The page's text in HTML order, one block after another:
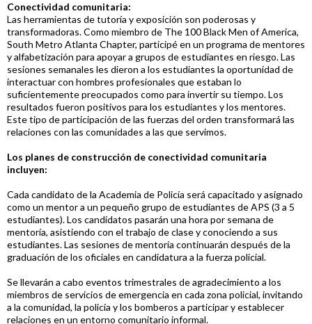
Conectividad comunitaria:
Las herramientas de tutoría y exposición son poderosas y
transformadoras. Como miembro de The 100 Black Men of America,
South Metro Atlanta Chapter, participé en un programa de mentores
y alfabetización para apoyar a grupos de estudiantes en riesgo. Las
sesiones semanales les dieron a los estudiantes la oportunidad de
interactuar con hombres profesionales que estaban lo
suficientemente preocupados como para invertir su tiempo. Los
resultados fueron positivos para los estudiantes y los mentores.
Este tipo de participación de las fuerzas del orden transformará las
relaciones con las comunidades a las que servimos.
Los planes de construcción de conectividad comunitaria
incluyen:
Cada candidato de la Academia de Policía será capacitado y asignado
como un mentor a un pequeño grupo de estudiantes de APS (3 a 5
estudiantes). Los candidatos pasarán una hora por semana de
mentoría, asistiendo con el trabajo de clase y conociendo a sus
estudiantes. Las sesiones de mentoría continuarán después de la
graduación de los oficiales en candidatura a la fuerza policial.
Se llevarán a cabo eventos trimestrales de agradecimiento a los
miembros de servicios de emergencia en cada zona policial, invitando
a la comunidad, la policía y los bomberos a participar y establecer
relaciones en un entorno comunitario informal.